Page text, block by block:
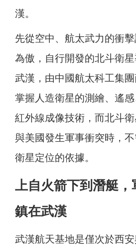
漢。
先從空中、航太武力的衝
為傲，自行開發的北斗衛
武漢，由中國航太科工集
掌握人造衛星的測繪、遙感
紅外線成像技術，而北斗
與美國發生軍事衝突時，
衛星定位的依據。
上自火箭下到潛艇，
鎮在武漢
武漢航天基地是僅次於西